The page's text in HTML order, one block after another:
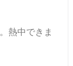
熱中できま